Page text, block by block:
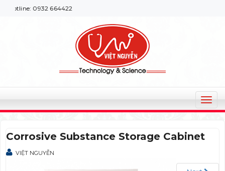
0932 664422
T
o
n
Corrosive Substance Storage Cabinet
VIỆT NGUYỄN